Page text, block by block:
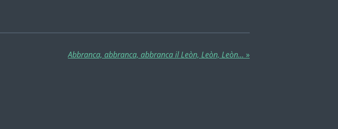
Abbranca, abbranca, abbranca il Leòn, Leòn, Leòn... »